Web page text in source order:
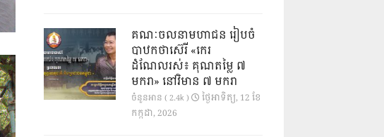
គណៈចលនាមហាជន រៀបចំ
បាឋកថាស៊េរី «កេរ
ដំណែលរស់៖ គុណតម្លៃ ៧
មករា» នៅវិមាន ៧ មករា
ចំនួនអាន ( 2.4k )
ថ្ងៃ​អាទិត្យ, 12 ខែ​
កក្កដា, 2026